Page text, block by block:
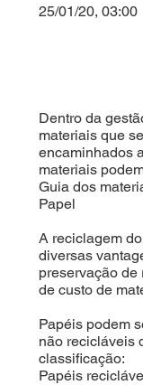
25/01/20, 03:00
Dentro da
materiais que
encaminhados
materiais
Guia dos
Papel
A reciclagem
diversas
preservação de
de custo de
Papéis podem
não recicláveis
classificação:
Papéis